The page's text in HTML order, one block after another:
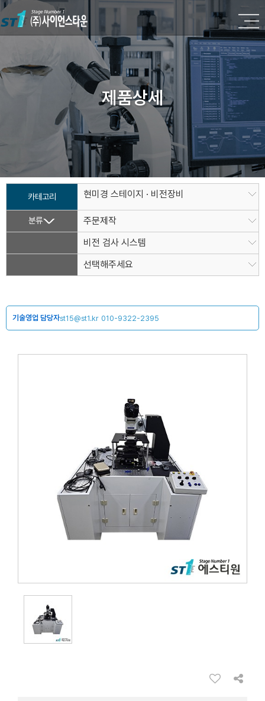
제품상세
카테고리 현미경 스테이지 · 비전장비
분류
주문제작
비전 검사 시스템
선택해주세요
기술영업 담당자st15@st1.kr 010-9322-2395